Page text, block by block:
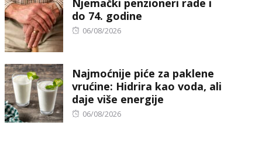
Njemački penzioneri rade i
do 74. godine
Posted
06/08/2026
Najmoćnije piće za paklene
vrućine: Hidrira kao voda, ali
daje više energije
Posted
06/08/2026